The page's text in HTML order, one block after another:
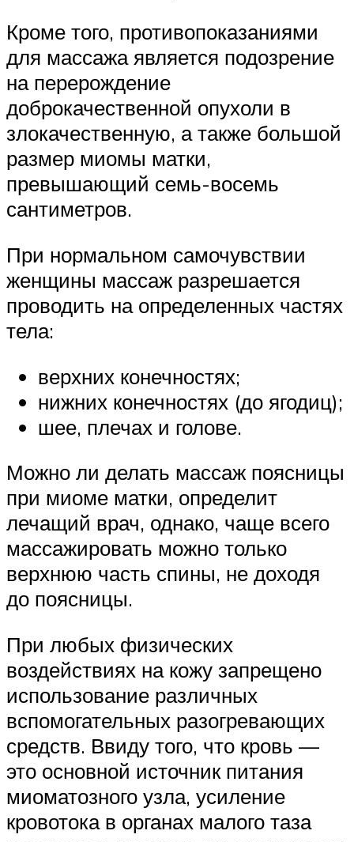
Кроме того, противопоказаниями
для массажа является подозрение
на перерождение
доброкачественной опухоли в
злокачественную, а также большой
размер миомы матки,
превышающий семь-восемь
сантиметров.
При нормальном самочувствии
женщины массаж разрешается
проводить на определенных частях
тела:
верхних конечностях;
нижних конечностях (до ягодиц);
шее, плечах и голове.
Можно ли делать массаж поясницы
при миоме матки, определит
лечащий врач, однако, чаще всего
массажировать можно только
верхнюю часть спины, не доходя
до поясницы.
При любых физических
воздействиях на кожу запрещено
использование различных
вспомогательных разогревающих
средств. Ввиду того, что кровь —
это основной источник питания
миоматозного узла, усиление
кровотока в органах малого таза